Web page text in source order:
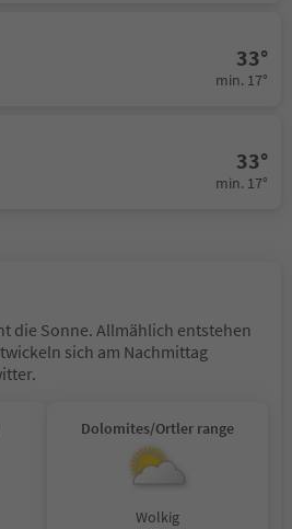
33°
min. 17°
33°
min. 17°
die Sonne. Allmählich entstehen
sich am Nachmittag
Dolomites/Ortler range
Wolkig